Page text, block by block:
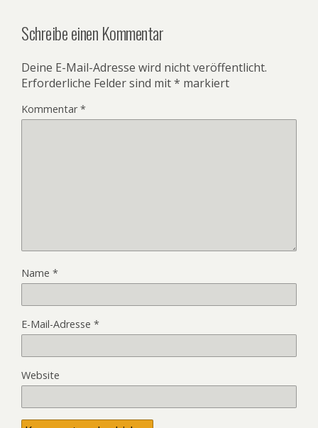
Schreibe einen Kommentar
Deine E-Mail-Adresse wird nicht veröffentlicht.
Erforderliche Felder sind mit* markiert
Kommentar*
Name *
E-Mail-Adresse *
Website